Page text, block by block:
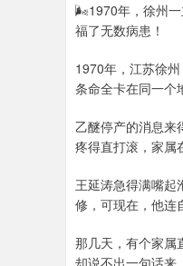
🌬1970年，徐州一
福了无数病患！
1970年，江苏徐
条命全卡在同一
乙醚停产的消息来
疼得直打滚，家属
王延涛急得满嘴起
修，可现在，他连
那几天，有个家属
却说不出一句话来